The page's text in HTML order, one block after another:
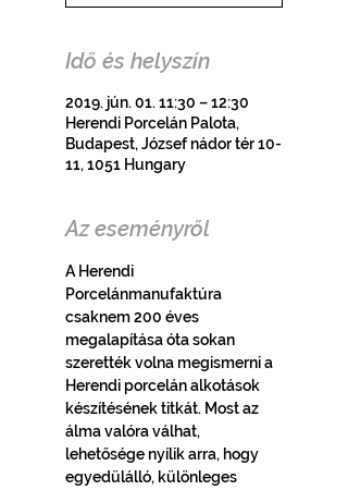
Idő és helyszín
2019. jún. 01. 11:30 – 12:30
Herendi Porcelán Palota,
Budapest, József nádor tér 10-
11, 1051 Hungary
Az eseményről
A Herendi
Porcelánmanufaktúra
csaknem 200 éves
megalapítása óta sokan
szerették volna megismerni a
Herendi porcelán alkotások
készítésének titkát. Most az
álma valóra válhat,
lehetősége nyílik arra, hogy
egyedülálló, különleges